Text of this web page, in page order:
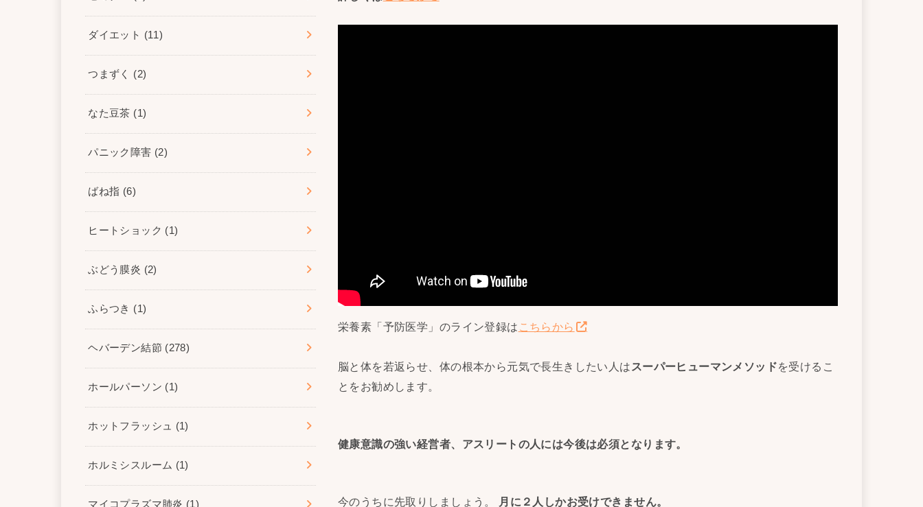
栄養素「予防医学」のライン登録は こちらから
脳と体を若返らせ、体の根本から元気で長生きしたい人は スーパーヒューマンメソッドを受けるこ
とをお勧めします。
健康意識の強い経営者、アスリートの人には今後は必須となります。
今のうちに先取りしましょう。
月に２人しかお受けできません。
ダイエット (11)
つまずく (2)
なた豆茶 (1)
パニック障害 (2)
ばね指 (6)
ヒートショック (1)
ぶどう膜炎 (2)
ふらつき (1)
ヘバーデン結節 (278)
ホールパーソン (1)
ホットフラッシュ (1)
ホルミシスルーム (1)
マイコプラズマ肺炎 (1)